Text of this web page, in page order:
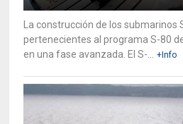
La construcción de los submarinos
pertenecientes al programa S-80
en una fase avanzada. El S-...
+Info